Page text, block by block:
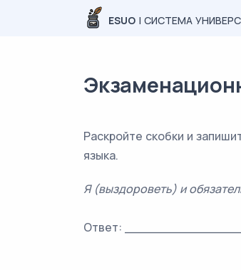
ESUO | СИСТЕМА
Раскройте скобки и
языка.
Я (выздороветь) и
Ответ: